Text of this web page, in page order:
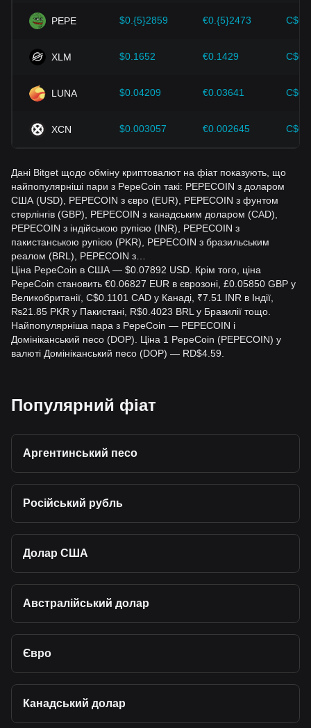
PEPE $0.{5}2859 €0.{5}2473
XLM $0.1652 €0.1429
LUNA $0.04209 €0.03641
XCN $0.003057 €0.002645
Дані Bitget щодо обміну криптовалют на фіат показують, що
найпопулярніші пари з PepeCoin такі: PEPECOIN з доларом
США (USD), PEPECOIN з євро (EUR), PEPECOIN з фунтом
стерлінгів (GBP), PEPECOIN з канадським доларом (CAD),
PEPECOIN з індійською рупією (INR), PEPECOIN з
пакистанською рупією (PKR), PEPECOIN з бразильським
реалом (BRL), PEPECOIN з…
Ціна PepeCoin в США — $0.07892 USD. Крім того, ціна
PepeCoin становить €0.06827 EUR в єврозоні, £0.05850 GBP у
Великобританії, C$0.1101 CAD у Канаді, ₹7.51 INR в Індії,
₨21.85 PKR у Пакистані, R$0.4023 BRL у Бразилії тощо.
Найпопулярніша пара з PepeCoin — PEPECOIN і
Домініканський песо (DOP). Ціна 1 PepeCoin (PEPECOIN) у
валюті Домініканський песо (DOP) — RD$4.59.
Популярний фіат
Аргентинський песо
Російський рубль
Долар США
Австралійський долар
Євро
Канадський долар